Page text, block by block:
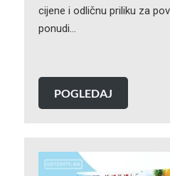
cijene i odličnu priliku za
ponudi…
POGLEDAJ